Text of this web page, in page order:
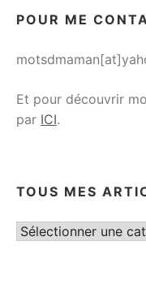
POUR ME
Et pour découvrir
par ICI.
TOUS MES
Tous